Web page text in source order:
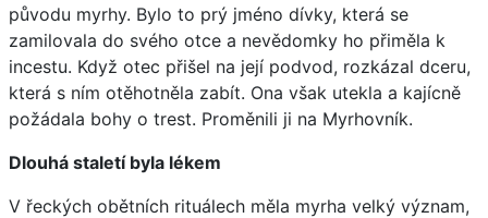
původu myrhy. Bylo to prý jméno dívky, která se
zamilovala do svého otce a nevědomky ho přiměla k
incestu. Když otec přišel na její podvod, rozkázal dceru,
která s ním otěhotněla zabít. Ona však utekla a kajícně
požádala bohy o trest. Proměnili ji na Myrhovník.
Dlouhá staletí byla lékem
V řeckých obětních rituálech měla myrha velký význam,